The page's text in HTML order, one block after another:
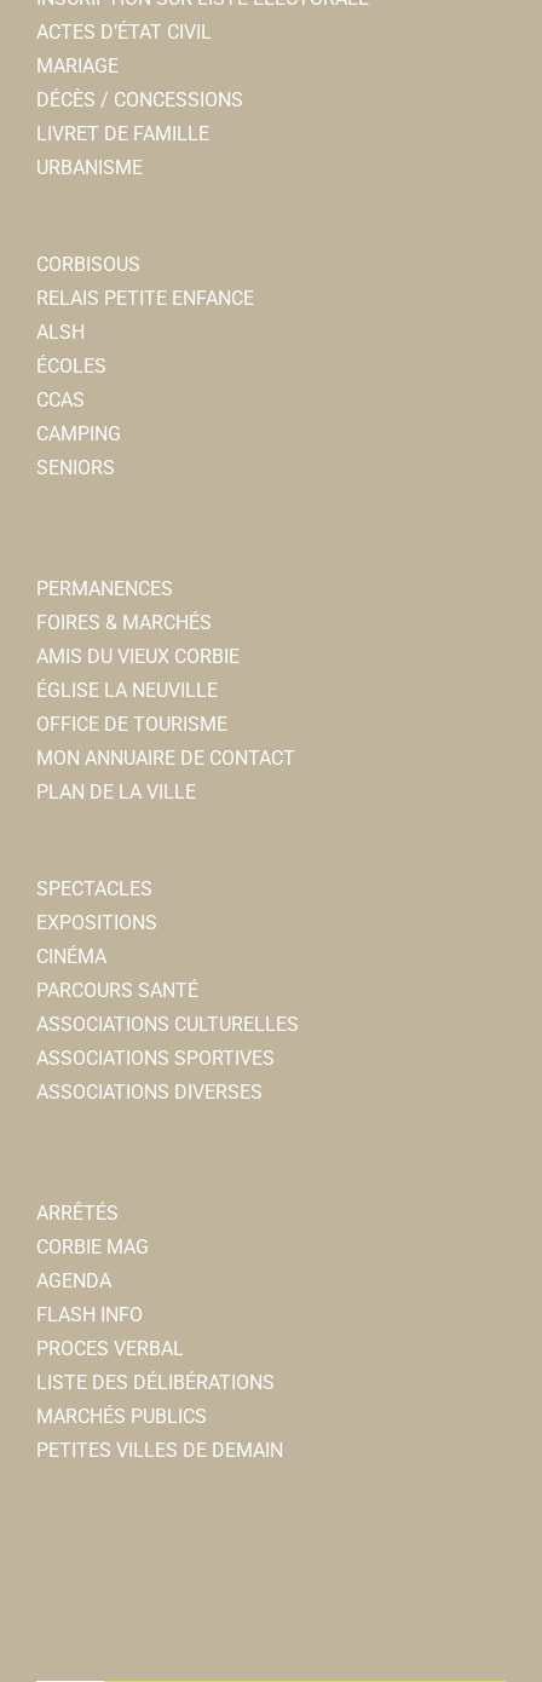
ACTES D’ÉTAT CIVIL
MARIAGE
DÉCÈS / CONCESSIONS
LIVRET DE FAMILLE
URBANISME
CORBISOUS
RELAIS PETITE ENFANCE
ALSH
ÉCOLES
CCAS
CAMPING
SENIORS
PERMANENCES
FOIRES & MARCHÉS
AMIS DU VIEUX CORBIE
ÉGLISE LA NEUVILLE
OFFICE DE TOURISME
MON ANNUAIRE DE CONTACT
PLAN DE LA VILLE
SPECTACLES
EXPOSITIONS
CINÉMA
PARCOURS SANTÉ
ASSOCIATIONS CULTURELLES
ASSOCIATIONS SPORTIVES
ASSOCIATIONS DIVERSES
ARRÊTÉS
CORBIE MAG
AGENDA
FLASH INFO
PROCES VERBAL
LISTE DES DÉLIBÉRATIONS
MARCHÉS PUBLICS
PETITES VILLES DE DEMAIN